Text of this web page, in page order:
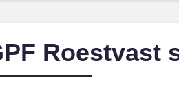
Roestvast